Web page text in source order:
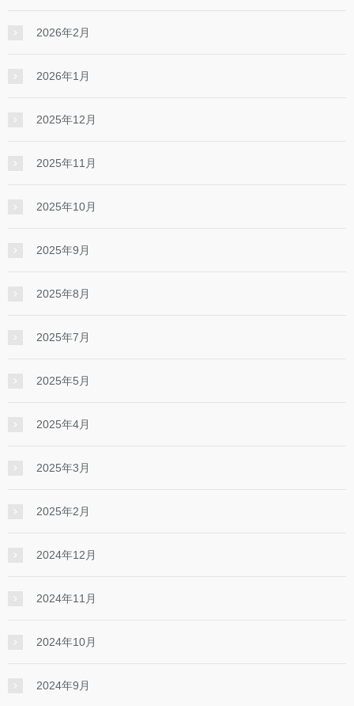
2026年2月
2026年1月
2025年12月
2025年11月
2025年10月
2025年9月
2025年8月
2025年7月
2025年5月
2025年4月
2025年3月
2025年2月
2024年12月
2024年11月
2024年10月
2024年9月